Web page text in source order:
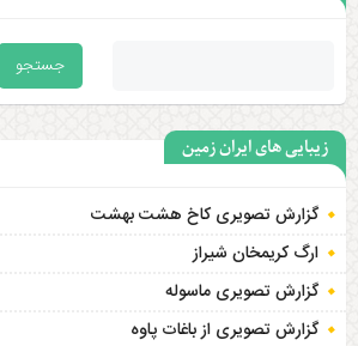
زیبایی های ایران زمین
گزارش تصویری کاخ هشت‌ بهشت
ارگ کریمخان شیراز
گزارش تصویری ماسوله
گزارش تصویری از باغات پاوه